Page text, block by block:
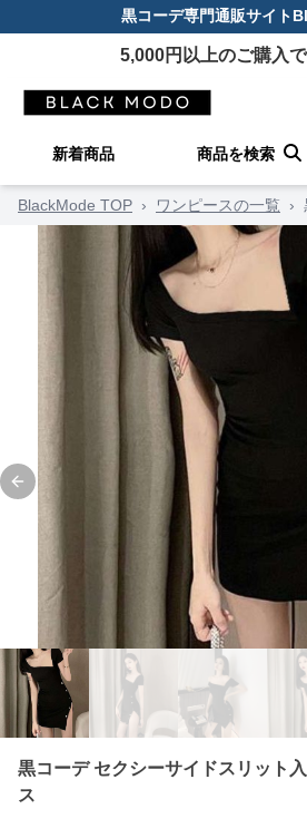
黒コーデ専門通販サイト
5,000円以上のご購入
新着商品 商品を検索
BlackMode TOP › ワンピースの一覧 ›
Previous slide
黒コーデ セクシーサイドスリット
ス